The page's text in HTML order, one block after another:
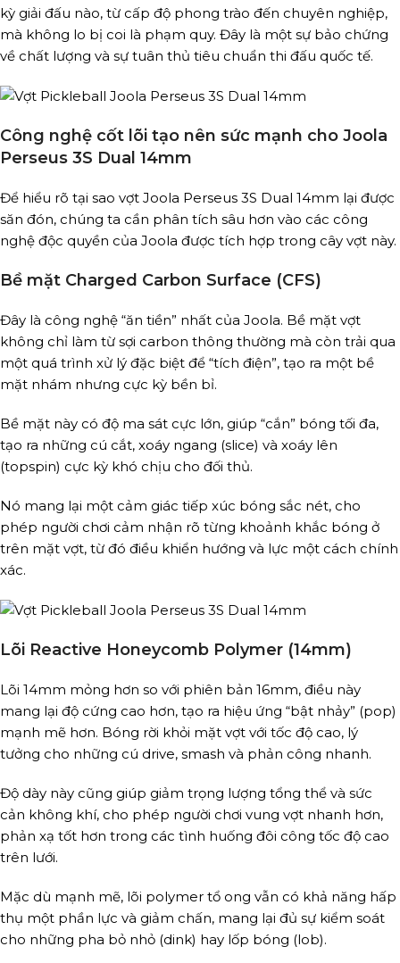
kỳ giải đấu nào, từ cấp độ phong trào đến chuyên nghiệp,
mà không lo bị coi là phạm quy. Đây là một sự bảo chứng
về chất lượng và sự tuân thủ tiêu chuẩn thi đấu quốc tế.
Công nghệ cốt lõi tạo nên sức mạnh cho Joola
Perseus 3S Dual 14mm
Để hiểu rõ tại sao vợt Joola Perseus 3S Dual 14mm lại được
săn đón, chúng ta cần phân tích sâu hơn vào các công
nghệ độc quyền của Joola được tích hợp trong cây vợt này.
Bề mặt Charged Carbon Surface (CFS)
Đây là công nghệ “ăn tiền” nhất của Joola. Bề mặt vợt
không chỉ làm từ sợi carbon thông thường mà còn trải qua
một quá trình xử lý đặc biệt để “tích điện”, tạo ra một bề
mặt nhám nhưng cực kỳ bền bỉ.
Bề mặt này có độ ma sát cực lớn, giúp “cắn” bóng tối đa,
tạo ra những cú cắt, xoáy ngang (slice) và xoáy lên
(topspin) cực kỳ khó chịu cho đối thủ.
Nó mang lại một cảm giác tiếp xúc bóng sắc nét, cho
phép người chơi cảm nhận rõ từng khoảnh khắc bóng ở
trên mặt vợt, từ đó điều khiển hướng và lực một cách chính
xác.
Lõi Reactive Honeycomb Polymer (14mm)
Lõi 14mm mỏng hơn so với phiên bản 16mm, điều này
mang lại độ cứng cao hơn, tạo ra hiệu ứng “bật nhảy” (pop)
mạnh mẽ hơn. Bóng rời khỏi mặt vợt với tốc độ cao, lý
tưởng cho những cú drive, smash và phản công nhanh.
Độ dày này cũng giúp giảm trọng lượng tổng thể và sức
cản không khí, cho phép người chơi vung vợt nhanh hơn,
phản xạ tốt hơn trong các tình huống đôi công tốc độ cao
trên lưới.
Mặc dù mạnh mẽ, lõi polymer tổ ong vẫn có khả năng hấp
thụ một phần lực và giảm chấn, mang lại đủ sự kiểm soát
cho những pha bỏ nhỏ (dink) hay lốp bóng (lob).